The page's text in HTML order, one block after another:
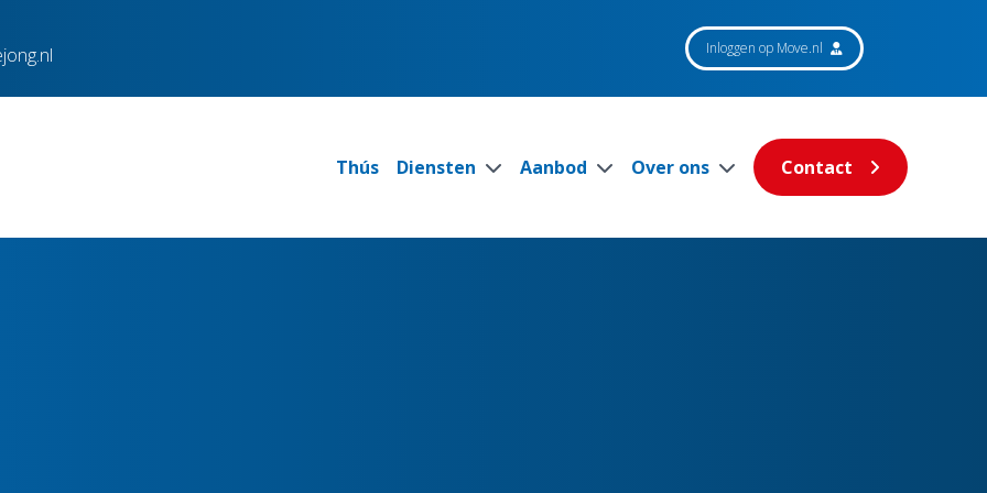
Inloggen op Move.nl
Thús Diensten Aanbod Over ons Contact